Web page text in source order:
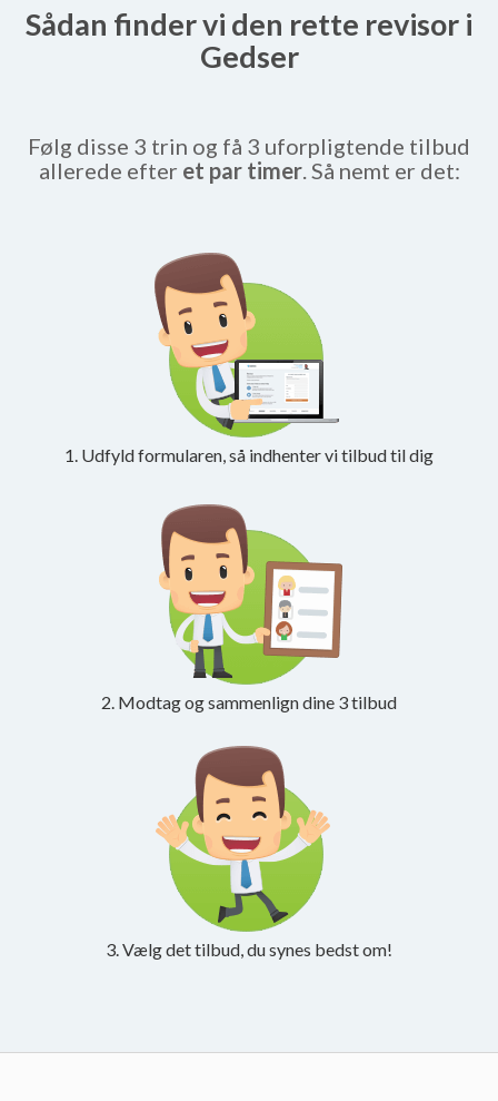
Sådan finder vi den rette revisor i
Gedser
Følg disse 3 trin og få 3 uforpligtende tilbud
allerede efter et par timer. Så nemt er det:
1. Udfyld formularen, så indhenter vi tilbud til dig
2. Modtag og sammenlign dine 3 tilbud
3. Vælg det tilbud, du synes bedst om!